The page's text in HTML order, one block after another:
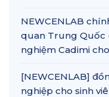
NEWCENLAB
quan Trung Quốc
nghiệm Cadimi
[NEWCENLAB]
nghiệp cho sinh